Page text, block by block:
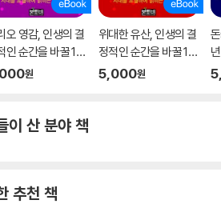
오 영감, 인생의 결
인 순간을 바꿀 10
원
위대한 유산, 인생의 결
정적인 순간을 바꿀 10
0책
5,000원
이 산 분야 책
추천 책